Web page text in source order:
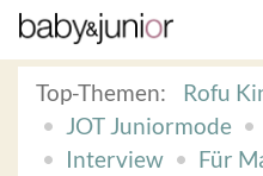
Top-Themen:
Rofu
JOT Juniormode
Interview
Für